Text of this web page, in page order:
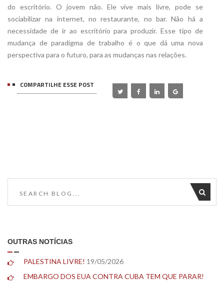
do escritório. O jovem não. Ele vive mais livre, pode se
sociabilizar na internet, no restaurante, no bar. Não há a
necessidade de ir ao escritório para produzir. Esse tipo de
mudança de paradigma de trabalho é o que dá uma nova
perspectiva para o futuro, para as mudanças nas relações.
COMPARTILHE ESSE POST
OUTRAS NOTÍCIAS
PALESTINA LIVRE! 19/05/2026
EMBARGO DOS EUA CONTRA CUBA TEM QUE PARAR!